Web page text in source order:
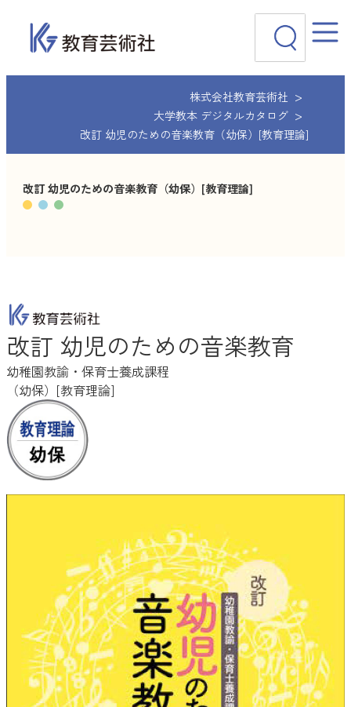
キ
株式会社教育芸術社
大学教本 デジタルカタログ
改訂 幼児のための音楽教育（幼保）[教育理論]
改訂 幼児のための音楽教育（幼保）[教育理論]
改訂 幼児のための音楽教育
幼稚園教諭・保育士養成課程
（幼保）[教育理論]